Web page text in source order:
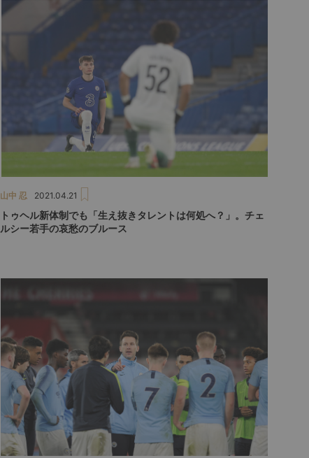
山中 忍 2021.04.21
トゥヘル新体制でも「生え抜きタレントは何処へ？」。チェ
ルシー若手の哀愁のブルース